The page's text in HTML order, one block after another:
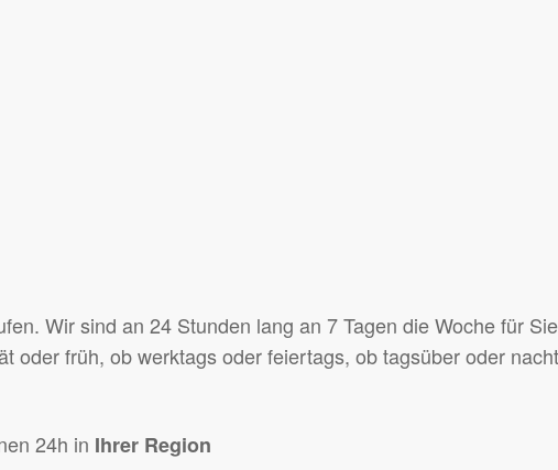
Wir sind an 24 Stunden lang an 7 Tagen die Woche für
oder früh, ob werktags oder feiertags, ob tagsüber oder
24h in Ihrer Region